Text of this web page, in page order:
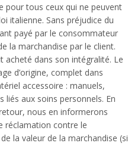
pour tous ceux qui ne peuvent
italienne. Sans préjudice du
payé par le consommateur
la marchandise par le client.
acheté dans son intégralité. Le
d’origine, complet dans
accessoire : manuels,
liés aux soins personnels. En
nous en informerons
réclamation contre le
la valeur de la marchandise (si